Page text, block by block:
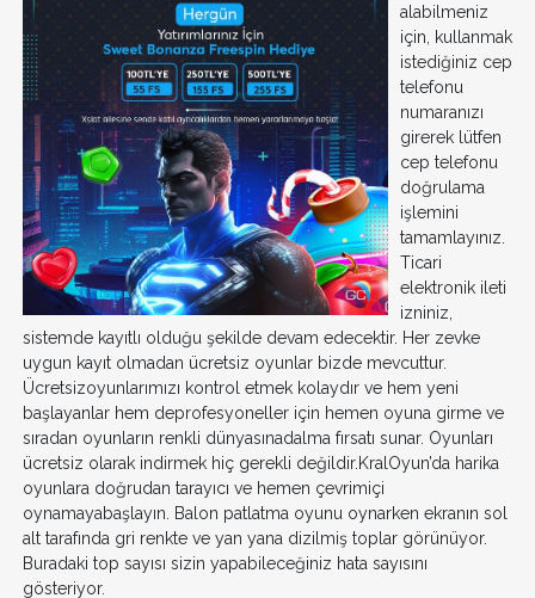
alabilmeniz
için, kullanmak
istediğiniz cep
telefonu
numaranızı
girerek lütfen
cep telefonu
doğrulama
işlemini
tamamlayınız.
Ticari
elektronik ileti
izniniz,
sistemde kayıtlı olduğu şekilde devam edecektir. Her zevke
uygun kayıt olmadan ücretsiz oyunlar bizde mevcuttur.
Ücretsizoyunlarımızı kontrol etmek kolaydır ve hem yeni
başlayanlar hem deprofesyoneller için hemen oyuna girme ve
sıradan oyunların renkli dünyasınadalma fırsatı sunar. Oyunları
ücretsiz olarak indirmek hiç gerekli değildir.KralOyun’da harika
oyunlara doğrudan tarayıcı ve hemen çevrimiçi
oynamayabaşlayın. Balon patlatma oyunu oynarken ekranın sol
alt tarafında gri renkte ve yan yana dizilmiş toplar görünüyor.
Buradaki top sayısı sizin yapabileceğiniz hata sayısını
gösteriyor.